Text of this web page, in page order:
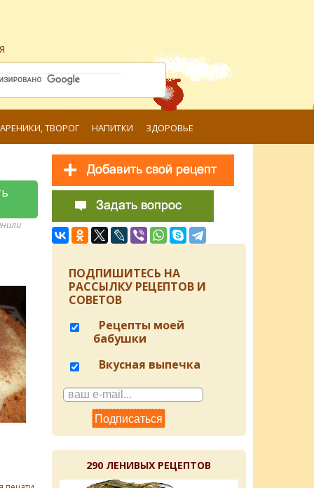
ТВОРОГ НАПИТКИ ЗДОРОВЬЕ
ПОДПИШИТЕСЬ НА
РАССЫЛКУ РЕЦЕПТОВ И
СОВЕТОВ
Рецепты моей
бабушки
Вкусная выпечка
290 ЛЕНИВЫХ РЕЦЕПТОВ